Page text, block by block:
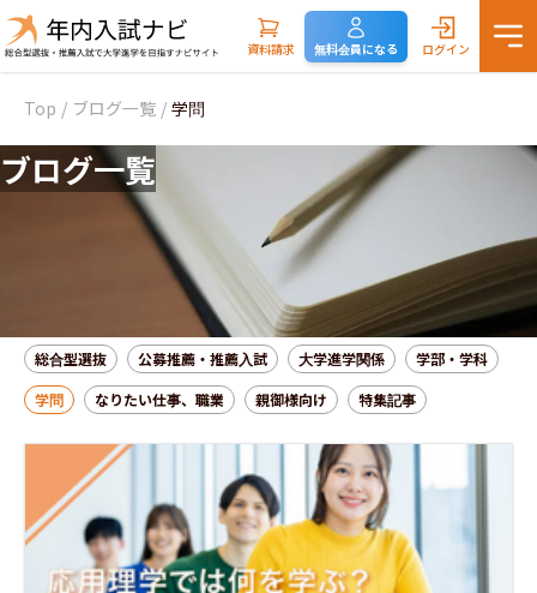
資料請求 無料会員になる ログイン
Top / ブログ一覧 / 学問
ブログ一覧
総合型選抜 公募推薦・推薦入試 大学進学関係
学部・学科
学問
なりたい仕事、職業 親御様向け 特集記事